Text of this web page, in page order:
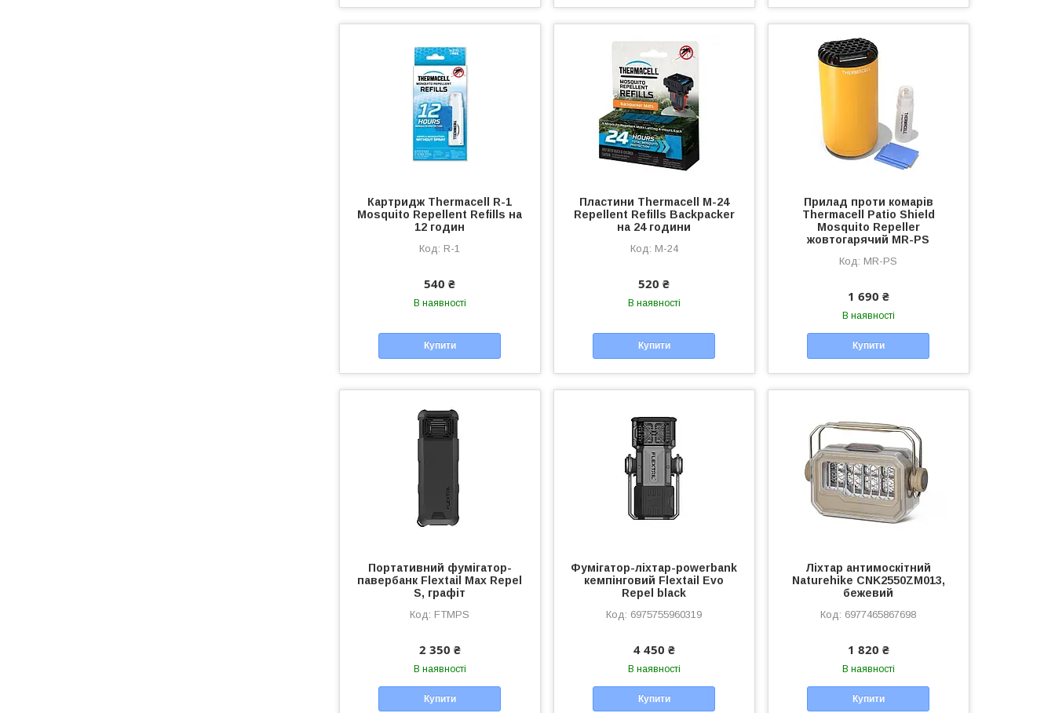
Картридж Thermacell R-1
Mosquito Repellent Refills на
12 годин
R-1
540 ₴
В наявності
Купити
Пластини Thermacell M-24
Repellent Refills Backpacker
на 24 години
M-24
520 ₴
В наявності
Купити
Прилад проти комарів
Thermacell Patio Shield
Mosquito Repeller
жовтогарячий MR-PS
MR-PS
1 690 ₴
В наявності
Купити
Портативний фумігатор-
павербанк Flextail Max Repel
S, графіт
FTMPS
2 350 ₴
В наявності
Купити
Фумігатор-ліхтар-powerbank
кемпінговий Flextail Evo
Repel black
6975755960319
4 450 ₴
В наявності
Купити
Ліхтар антимоскітний
Naturehike CNK2550ZM013,
бежевий
6977465867698
1 820 ₴
В наявності
Купити